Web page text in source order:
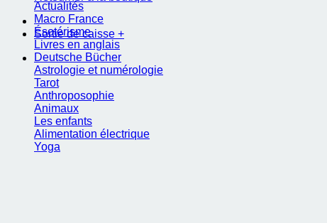
Sortie de caisse +
Actualités
Macro France
Ésotérisme
Livres en anglais
Deutsche Bücher
Astrologie et numérologie
Tarot
Anthroposophie
Animaux
Les enfants
Alimentation électrique
Yoga